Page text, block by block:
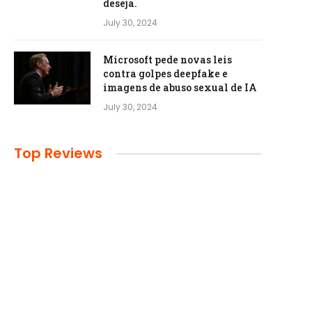
deseja.
July 30, 2024
Microsoft pede novas leis
contra golpes deepfake e
imagens de abuso sexual de IA
July 30, 2024
Top Reviews